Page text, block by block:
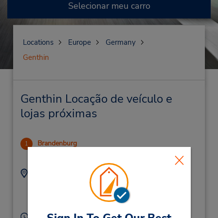
Selecionar meu carro
Locations Europe
Germany
Genthin
Genthin Locação de veículo e
lojas próximas
1 Brandenburg
Endereço:
14772,
Telefone:
3381664147